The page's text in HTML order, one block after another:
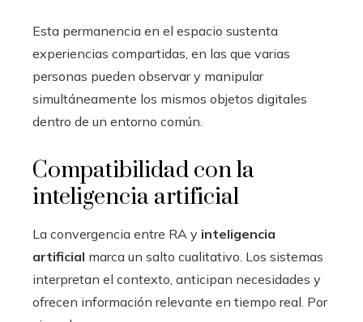
Esta permanencia en el espacio sustenta
experiencias compartidas, en las que varias
personas pueden observar y manipular
simultáneamente los mismos objetos digitales
dentro de un entorno común.
Compatibilidad con la
inteligencia artificial
La convergencia entre RA y inteligencia
artificial marca un salto cualitativo. Los sistemas
interpretan el contexto, anticipan necesidades y
ofrecen información relevante en tiempo real. Por